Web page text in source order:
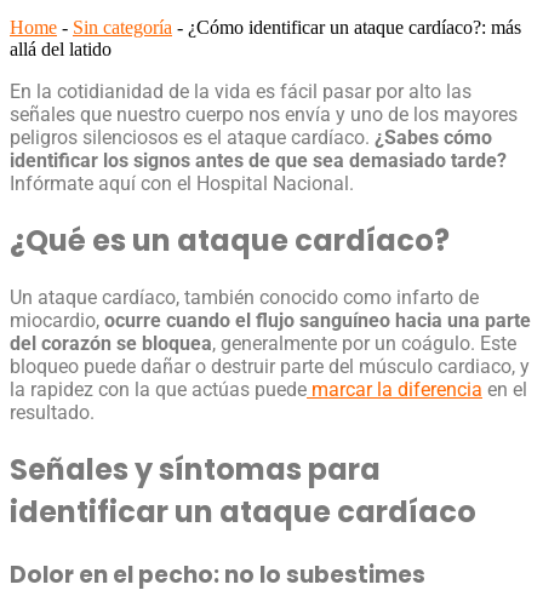
Home - Sin categoría - ¿Cómo identificar un ataque cardíaco?: más
allá del latido
En la cotidianidad de la vida es fácil pasar por alto las
señales que nuestro cuerpo nos envía y uno de los mayores
peligros silenciosos es el ataque cardíaco. ¿Sabes cómo
identificar los signos antes de que sea demasiado tarde?
Infórmate aquí con el Hospital Nacional.
¿Qué es un ataque cardíaco?
Un ataque cardíaco, también conocido como infarto de
miocardio, ocurre cuando el flujo sanguíneo hacia una parte
del corazón se bloquea, generalmente por un coágulo. Este
bloqueo puede dañar o destruir parte del músculo cardiaco, y
la rapidez con la que actúas puede marcar la diferencia en el
resultado.
Señales y síntomas para
identificar un ataque cardíaco
Dolor en el pecho: no lo subestimes